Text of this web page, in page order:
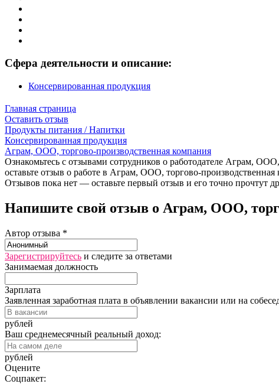
Сфера деятельности и описание:
Консервированная продукция
Главная страница
Оставить отзыв
Продукты питания / Напитки
Консервированная продукция
Аграм, ООО, торгово-производственная компания
Ознакомьтесь с отзывами сотрудников о работодателе Аграм,
оставьте отзыв о работе в Аграм, ООО, торгово-производственная
Отзывов пока нет — оставьте первый отзыв и его точно прочтут
Напишите свой отзыв о Аграм, ООО,
Автор отзыва *
Зарегистрируйтесь и следите за ответами
Занимаемая должность
Зарплата
Заявленная заработная плата в объявлении вакансии или на
рублей
Ваш среднемесячный реальный доход:
рублей
Оцените
Соцпакет: